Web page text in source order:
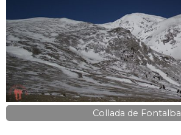
Collada de Fontalba